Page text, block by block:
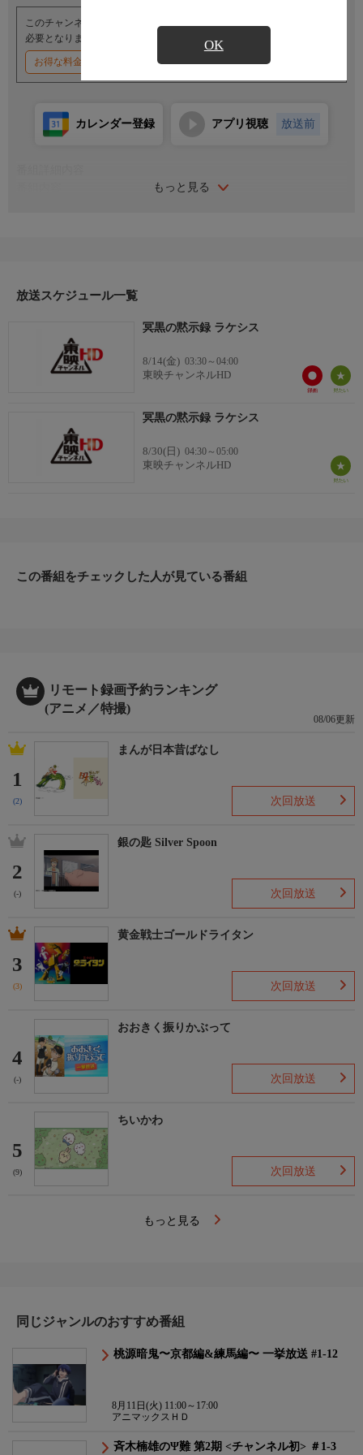
OK
このチャンネルのご視聴には、オプションチャンネル(有料)のご契約が
必要となります。
お得な料金割引キャンペーン実施中
もっと見る
カレンダー登録 アプリ視聴 放送前
敏腕音楽プロデューサー・銅神デュポンが現れる。デュポンのプ
でグリオン、アトロポス、クロトーが暗躍する。
放送スケジュール一覧
冥黒の黙示録 ラケシス
8/14(金) 03:30～04:00
東映チャンネルHD
冥黒の黙示録 ラケシス
8/30(日) 04:30～05:00
東映チャンネルHD
この番組をチェックした人が見ている番組
リモート録画予約ランキング
(アニメ／特撮)
08/06更新
1
(2)
まんが日本昔ばなし
次回放送
2
(-)
銀の匙 Silver Spoon
次回放送
3
(3)
黄金戦士ゴールドライタン
次回放送
4
(-)
おおきく振りかぶって
次回放送
5
(9)
ちいかわ
次回放送
もっと見る
同じジャンルのおすすめ番組
桃源暗鬼〜京都編&練馬編〜 一挙放送 #1-12
8月11日(火) 11:00～17:00
アニマックスＨＤ
斉木楠雄のΨ難 第2期 <チャンネル初> ＃1-3